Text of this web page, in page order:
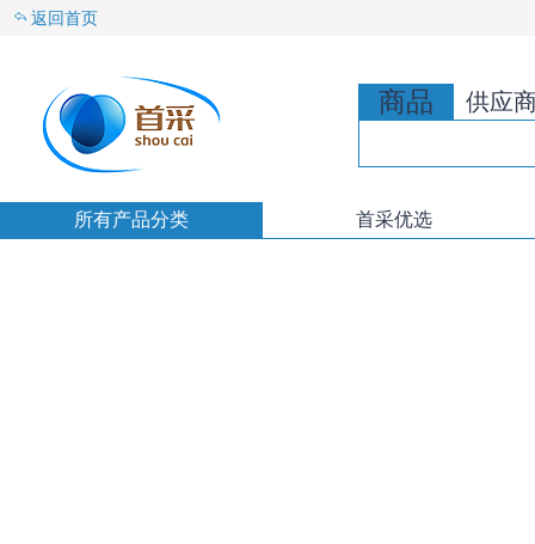
返回首页
商品 供应
所有产品分类 首采优选